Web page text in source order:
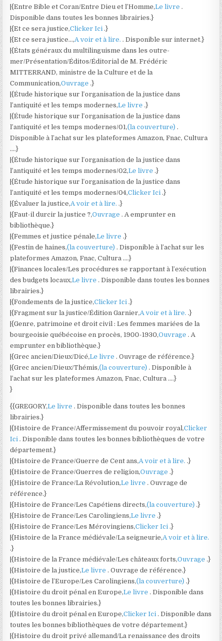
|{Entre Bible et Coran/Entre Dieu et l’Homme,Le livre.
Disponible dans toutes les bonnes librairies.}
|{Et ce sera justice,Clicker Ici.}
|{Et ce sera justice…,A voir et à lire.. Disponible sur internet.}
|{États généraux du multilinguisme dans les outre-
mer/Présentation/Éditos/Éditorial de M. Frédéric
MITTERRAND, ministre de la Culture et de la
Communication,Ouvrage.}
|{Étude historique sur l’organisation de la justice dans
l’antiquité et les temps modernes,Le livre.}
|{Étude historique sur l’organisation de la justice dans
l’antiquité et les temps modernes/01,(la couverture).
Disponible à l’achat sur les plateformes Amazon, Fnac, Cultura
….}
|{Étude historique sur l’organisation de la justice dans
l’antiquité et les temps modernes/02,Le livre.}
|{Étude historique sur l’organisation de la justice dans
l’antiquité et les temps modernes/04,Clicker Ici.}
|{Évaluer la justice,A voir et à lire..}
|{Faut-il durcir la justice ?,Ouvrage. A emprunter en
bibliothèque.}
|{Femmes et justice pénale,Le livre.}
|{Festin de haines,(la couverture). Disponible à l’achat sur les
plateformes Amazon, Fnac, Cultura ….}
|{Finances locales/Les procédures se rapportant à l’exécution
des budgets locaux,Le livre. Disponible dans toutes les bonnes
librairies.}
|{Fondements de la justice,Clicker Ici.}
|{Fragment sur la justice/Édition Garnier,A voir et à lire..}
|{Genre, patrimoine et droit civil : Les femmes mariées de la
bourgeoisie québécoise en procès, 1900-1930,Ouvrage. A
emprunter en bibliothèque.}
|{Grec ancien/Dieux/Dicé,Le livre. Ouvrage de référence.}
|{Grec ancien/Dieux/Thémis,(la couverture). Disponible à
l’achat sur les plateformes Amazon, Fnac, Cultura ….}
}
{{GREGORY,Le livre. Disponible dans toutes les bonnes
librairies.}
|{Histoire de France/Affermissement du pouvoir royal,Clicker
Ici. Disponible dans toutes les bonnes bibliothèques de votre
département.}
|{Histoire de France/Guerre de Cent ans,A voir et à lire..}
|{Histoire de France/Guerres de religion,Ouvrage.}
|{Histoire de France/La Révolution,Le livre. Ouvrage de
référence.}
|{Histoire de France/Les Capétiens directs,(la couverture).}
|{Histoire de France/Les Carolingiens,Le livre.}
|{Histoire de France/Les Mérovingiens,Clicker Ici.}
|{Histoire de la France médiévale/La seigneurie,A voir et à lire.
.}
|{Histoire de la France médiévale/Les châteaux forts,Ouvrage.}
|{Histoire de la justice,Le livre. Ouvrage de référence.}
|{Histoire de l’Europe/Les Carolingiens,(la couverture).}
|{Histoire du droit pénal en Europe,Le livre. Disponible dans
toutes les bonnes librairies.}
|{Histoire du droit pénal en Europe,Clicker Ici. Disponible dans
toutes les bonnes bibliothèques de votre département.}
|{Histoire du droit privé allemand/La renaissance des droits